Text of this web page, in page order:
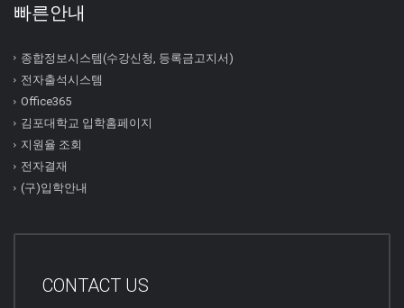
빠른안내
종합정보시스템(수강신청, 등록금고지서)
전자출석시스템
Office365
김포대학교 입학홈페이지
지원율 조회
전자결재
(구)입학안내
CONTACT US